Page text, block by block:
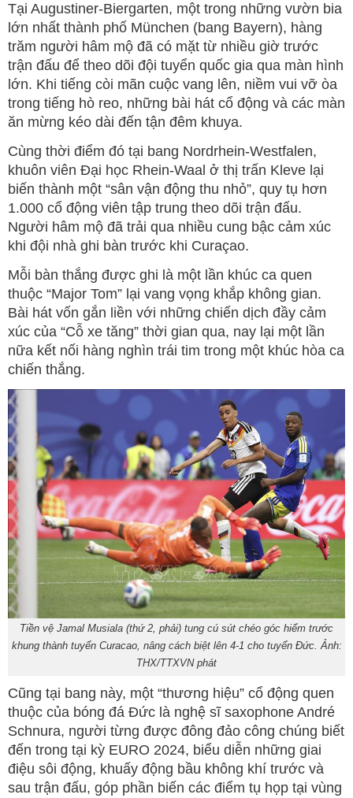
Tại Augustiner-Biergarten, một trong những vườn bia
lớn nhất thành phố München (bang Bayern), hàng
trăm người hâm mộ đã có mặt từ nhiều giờ trước
trận đấu để theo dõi đội tuyển quốc gia qua màn hình
lớn. Khi tiếng còi mãn cuộc vang lên, niềm vui vỡ òa
trong tiếng hò reo, những bài hát cổ động và các màn
ăn mừng kéo dài đến tận đêm khuya.
Cùng thời điểm đó tại bang Nordrhein-Westfalen,
khuôn viên Đại học Rhein-Waal ở thị trấn Kleve lại
biến thành một “sân vận động thu nhỏ”, quy tụ hơn
1.000 cổ động viên tập trung theo dõi trận đấu.
Người hâm mộ đã trải qua nhiều cung bậc cảm xúc
khi đội nhà ghi bàn trước khi Curaçao.
Mỗi bàn thắng được ghi là một lần khúc ca quen
thuộc “Major Tom” lại vang vọng khắp không gian.
Bài hát vốn gắn liền với những chiến dịch đầy cảm
xúc của “Cỗ xe tăng” thời gian qua, nay lại một lần
nữa kết nối hàng nghìn trái tim trong một khúc hòa ca
chiến thắng.
Tiền vệ Jamal Musiala (thứ 2, phải) tung cú sút chéo góc hiểm trước
khung thành tuyển Curacao, nâng cách biệt lên 4-1 cho tuyển Đức. Ảnh:
THX/TTXVN phát
Cũng tại bang này, một “thương hiệu” cổ động quen
thuộc của bóng đá Đức là nghệ sĩ saxophone André
Schnura, người từng được đông đảo công chúng biết
đến trong tại kỳ EURO 2024, biểu diễn những giai
điệu sôi động, khuấy động bầu không khí trước và
sau trận đấu, góp phần biến các điểm tụ họp tại vùng